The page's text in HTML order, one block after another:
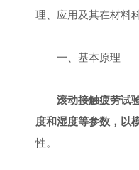
理、应用及其在材料
一、基本原理
滚动接触疲劳试
度和湿度等参数，以
性。